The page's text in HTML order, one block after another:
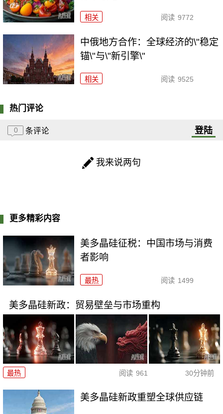
相关 阅读 9772
中俄地方合作：全球经济的\"稳定
锚\"与\"新引擎\"
相关 阅读 9525
热门评论
0 条评论 登陆
我来说两句
更多精彩内容
美多晶硅征税：中国市场与消费
者影响
最热 阅读 1499
美多晶硅新政：贸易壁垒与市场重构
最热 阅读 961 30分钟前
美多晶硅新政重塑全球供应链